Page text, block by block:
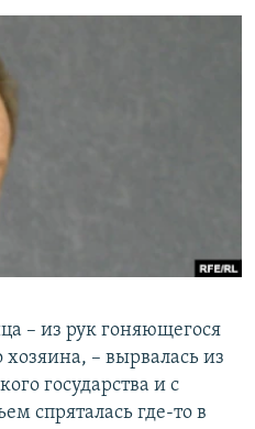
– из рук гоняющегося
– вырвалась из
государства и с
спряталась где-то в